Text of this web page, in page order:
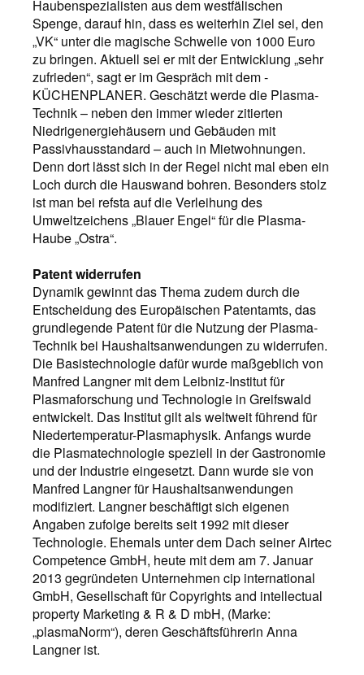
Haubenspezialisten aus dem westfälischen
Spenge, darauf hin, dass es weiterhin Ziel sei, den
„VK“ unter die magische Schwelle von 1000 Euro
zu bringen. Aktuell sei er mit der Entwicklung „sehr
zufrieden“, sagt er im Gespräch mit dem ­
KÜCHENPLANER. Geschätzt werde die Plasma-
Technik – neben den immer wieder zitierten
Niedrig­energiehäusern und Gebäuden mit
Passivhausstandard – auch in Mietwohnungen.
Denn dort lässt sich in der Regel nicht mal eben ein
Loch durch die Hauswand bohren. Besonders stolz
ist man bei refsta auf die Verleihung des
Umweltzeichens „Blauer Engel“ für die Plasma-
Haube „Ostra“.
Patent widerrufen
Dynamik gewinnt das Thema zudem durch die
Entscheidung des Europäischen Patentamts, das
grundlegende Patent für die Nutzung der Plasma-
Technik bei Haushaltsanwendungen zu widerrufen.
Die Basistechnologie dafür wurde maßgeblich von
Manfred Langner mit dem Leibniz-Institut für
Plasmaforschung und Technologie in Greifswald
entwickelt. Das Institut gilt als weltweit führend für
Niedertemperatur-Plasmaphysik. Anfangs wurde
die Plasmatechnologie speziell in der Gastronomie
und der Industrie eingesetzt. Dann wurde sie von
Manfred Langner für Haushaltsanwendungen
modifiziert. Langner beschäftigt sich eigenen
Angaben zufolge bereits seit 1992 mit dieser
Technologie. Ehemals unter dem Dach seiner Airtec
Competence GmbH, heute mit dem am 7. Januar
2013 gegründeten Unternehmen cip international
GmbH, Gesellschaft für Copyrights and intellectual
property Marketing & R & D mbH, (Marke:
„plasmaNorm“), deren Geschäftsführerin Anna
Langner ist.